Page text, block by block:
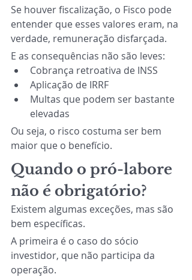
Se houver fiscalização, o Fisco pode
entender que esses valores eram, na
verdade, remuneração disfarçada.
E as consequências não são leves:
Cobrança retroativa de INSS
Aplicação de IRRF
Multas que podem ser bastante
elevadas
Ou seja, o risco costuma ser bem
maior que o benefício.
Quando o pró-labore
não é obrigatório?
Existem algumas exceções, mas são
bem específicas.
A primeira é o caso do sócio
investidor, que não participa da
operação.